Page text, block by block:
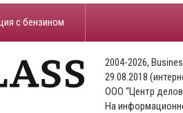
с бензином
2004-2026,
29.08.2018
ООО “Центр
На